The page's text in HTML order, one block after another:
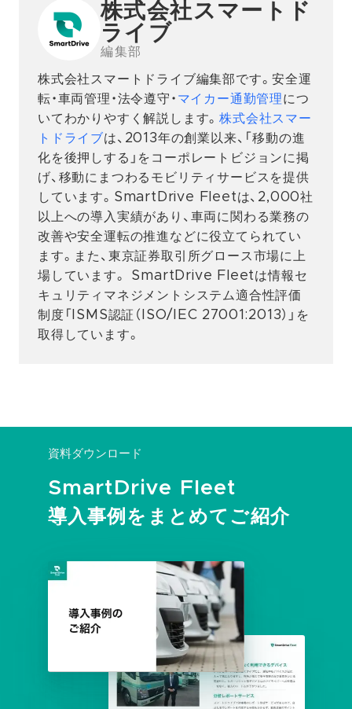
株式会社スマートド
ライブ
編集部
株式会社スマートドライブ編集部です。安全運
転・車両管理・法令遵守・ マイカー通勤管理につ
いてわかりやすく解説します。株式会社スマー
トドライブは、2013年の創業以来、「移動の進
化を後押しする」をコーポレートビジョンに掲
げ、移動にまつわるモビリティサービスを提供
しています。SmartDrive Fleetは、2,000社
以上への導入実績があり、車両に関わる業務の
改善や安全運転の推進などに役立てられてい
ます。また、東京証券取引所グロース市場に上
場しています。 SmartDrive Fleetは情報セ
キュリティマネジメントシステム適合性評価
制度「ISMS認証（ISO/IEC 27001:2013）」を
取得しています。
資料ダウンロード
SmartDrive Fleet
導入事例をまとめてご紹介